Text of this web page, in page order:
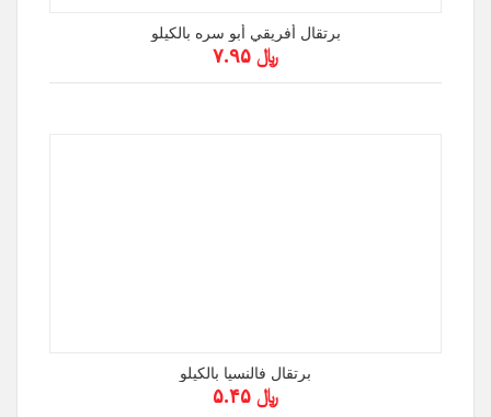
برتقال أفريقي أبو سره بالكيلو
﷼ ۷.۹۵
برتقال فالنسيا بالكيلو
﷼ ۵.۴۵